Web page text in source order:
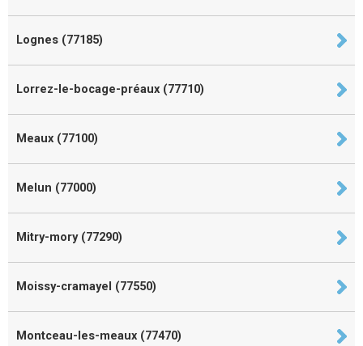
Lognes (77185)
Lorrez-le-bocage-préaux (77710)
Meaux (77100)
Melun (77000)
Mitry-mory (77290)
Moissy-cramayel (77550)
Montceau-les-meaux (77470)